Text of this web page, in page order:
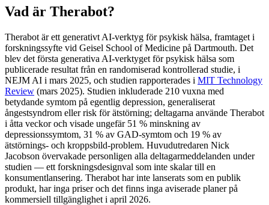
Vad är Therabot?
Therabot är ett generativt AI-verktyg för psykisk hälsa, framtaget i
forskningssyfte vid Geisel School of Medicine på Dartmouth. Det
blev det första generativa AI-verktyget för psykisk hälsa som
publicerade resultat från en randomiserad kontrollerad studie, i
NEJM AI i mars 2025, och studien rapporterades i MIT Technology
Review (mars 2025). Studien inkluderade 210 vuxna med
betydande symtom på egentlig depression, generaliserat
ångestsyndrom eller risk för ätstörning; deltagarna använde Therabot
i åtta veckor och visade ungefär 51 % minskning av
depressionssymtom, 31 % av GAD-symtom och 19 % av
ätstörnings- och kroppsbild-problem. Huvudutredaren Nick
Jacobson övervakade personligen alla deltagarmeddelanden under
studien — ett forskningsdesignval som inte skalar till en
konsumentlansering. Therabot har inte lanserats som en publik
produkt, har inga priser och det finns inga aviserade planer på
kommersiell tillgänglighet i april 2026.